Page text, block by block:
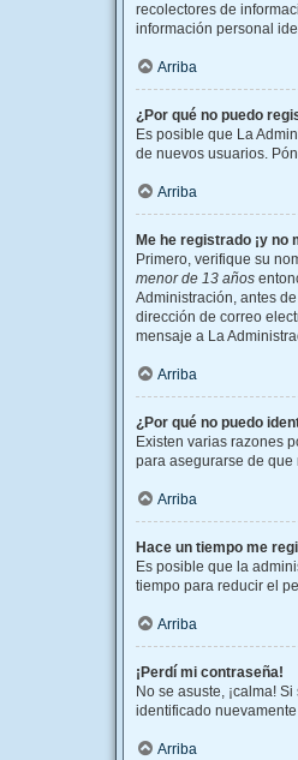
recolectores de
información personal
Arriba
¿Por qué no puedo
Es posible que La
de nuevos usuarios.
Arriba
Me he registrado ¡y no
Primero, verifique su
menor de 13 años
Administración, antes
dirección de correo
mensaje a La
Arriba
¿Por qué no puedo
Existen varias razones
para asegurarse de
Arriba
Hace un tiempo me
Es posible que la
tiempo para reducir el
Arriba
¡Perdí mi contraseña!
No se asuste, ¡calma!
identificado
Arriba